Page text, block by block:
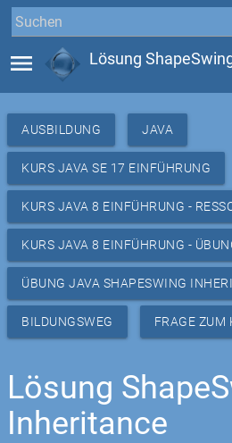
menu Lösung
AUSBILDUNG JAVA
KURS JAVA SE 17 EINFÜHRUNG
KURS JAVA 8 EINFÜHRUNG -
KURS JAVA 8 EINFÜHRUNG -
ÜBUNG JAVA SHAPESWING
BILDUNGSWEG FRAGE ZUM
Lösung
Inheritance